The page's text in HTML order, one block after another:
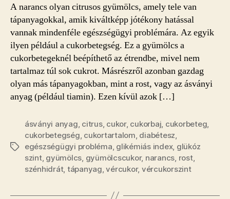
bejegyzéshez
A narancs olyan citrusos gyümölcs, amely tele van
tápanyagokkal, amik kiváltképp jótékony hatással
vannak mindenféle egészségügyi problémára. Az egyik
ilyen például a cukorbetegség. Ez a gyümölcs a
cukorbetegeknél beépíthető az étrendbe, mivel nem
tartalmaz túl sok cukrot. Másrészről azonban gazdag
olyan más tápanyagokban, mint a rost, vagy az ásványi
anyag (például tiamin). Ezen kívül azok […]
Címkék
ásványi anyag citrus, cukor, cukorbaj cukorbeteg
cukorbetegség cukortartalom diabétesz
egészségügyi probléma glikémiás index, glükóz
szint, gyümölcs gyümölcscukor, narancs rost,
szénhidrát, tápanyag ,vércukor, vércukorszint